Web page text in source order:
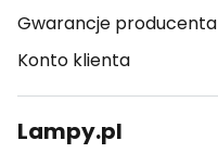
Gwarancje producenta
Konto klienta
Lampy.pl